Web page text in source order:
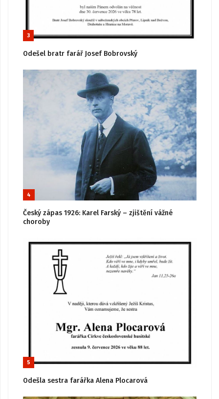
3
Odešel bratr farář Josef Bobrovský
4
Český zápas 1926: Karel Farský – zjištění vážné
choroby
5
Odešla sestra farářka Alena Plocarová